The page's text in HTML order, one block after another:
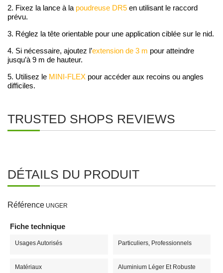
2. Fixez la lance à la poudreuse DR5 en utilisant le raccord
prévu.
3. Réglez la tête orientable pour une application ciblée sur le nid.
4. Si nécessaire, ajoutez l’extension de 3 m pour atteindre
jusqu’à 9 m de hauteur.
5. Utilisez le MINI-FLEX pour accéder aux recoins ou angles
difficiles.
TRUSTED SHOPS REVIEWS
DÉTAILS DU PRODUIT
Référence UNGER
Fiche technique
Usages Autorisés Particuliers, Professionnels
Matériaux Aluminium Léger Et Robuste